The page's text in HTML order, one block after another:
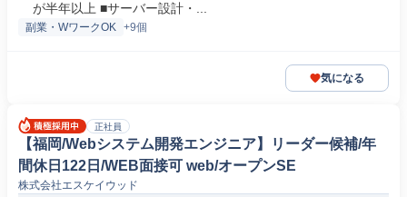
が半年以上 ■サーバー設計・...
副業・WワークOK +9個
気になる
正社員
【福岡/Webシステム開発エンジニア】リーダー候補/年
間休日122日/WEB面接可 web/オープンSE
株式会社エスケイウッド